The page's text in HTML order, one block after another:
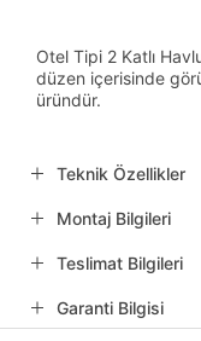
Otel Tipi 2 Katlı
düzen içerisinde
üründür.
Teknik Özellikler
Montaj Bilgileri
Teslimat Bilgileri
Garanti Bilgisi